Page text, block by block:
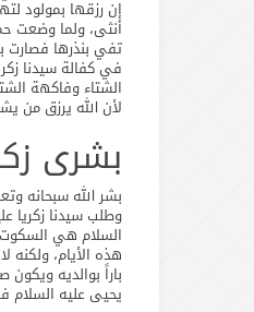
إن رزقها بمولود
أنثى، ولما وضعت
تفي بنذرها فصارت
في كفالة سيدنا
الشتاء وفاكهة
لأن الله يرزق من
بشرى
بشر الله سبحانه
وطلب سيدنا زكريا
السلام هي السكوت
هذه الأيام، ولكنه
باراً بوالديه
يحيى عليه السلام